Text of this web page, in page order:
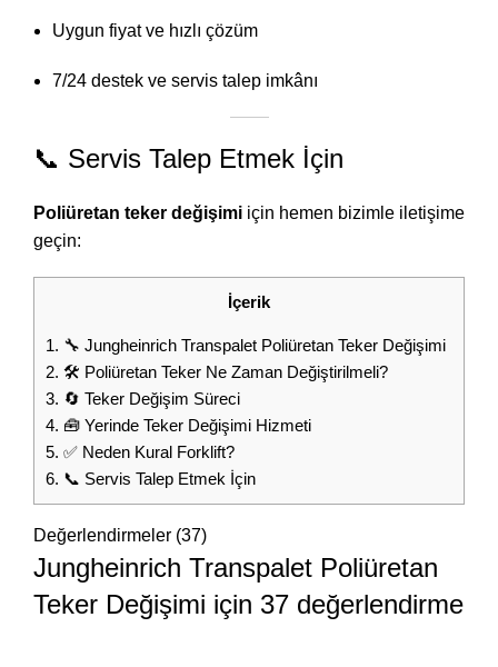
Uygun fiyat ve hızlı çözüm
7/24 destek ve servis talep imkânı
📞 Servis Talep Etmek İçin
Poliüretan teker değişimi için hemen bizimle iletişime
geçin:
İçerik
1. 🔧 Jungheinrich Transpalet Poliüretan Teker Değişimi
2. 🛠️ Poliüretan Teker Ne Zaman Değiştirilmeli?
3. 🔄 Teker Değişim Süreci
4. 🧰 Yerinde Teker Değişimi Hizmeti
5. ✅ Neden Kural Forklift?
6. 📞 Servis Talep Etmek İçin
Değerlendirmeler (37)
Jungheinrich Transpalet Poliüretan
Teker Değişimi için 37 değerlendirme